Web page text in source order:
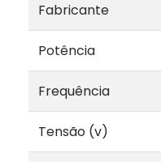
Fabricante
Potência
Frequência
Tensão (v)